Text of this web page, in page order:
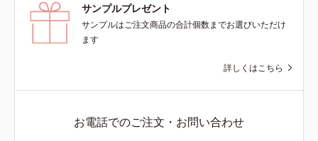
サンプルプレゼント
サンプルはご注文商品の合計個数までお選びいただけ
ます
詳しくはこちら
お電話でのご注文・お問い合わせ